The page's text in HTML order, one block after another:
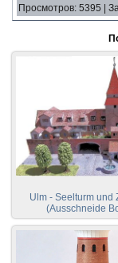
Просмотров: 5395
Ulm - Seelturm und
(Ausschneide